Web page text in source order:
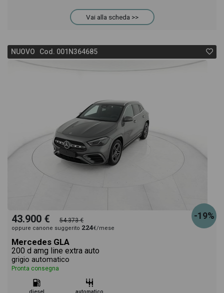
Vai alla scheda >>
NUOVO Cod. 001N364685
-19%
43.900 € 54.373 €
oppure canone suggerito 224€/mese
Mercedes GLA
200 d amg line extra auto
grigio automatico
Pronta consegna